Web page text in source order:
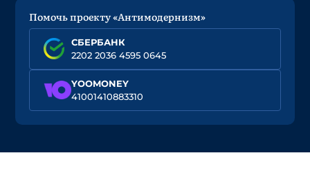
Помочь проекту «Антимодернизм»
СБЕРБАНК
2202 2036 4595 0645
YOOMONEY
41001410883310